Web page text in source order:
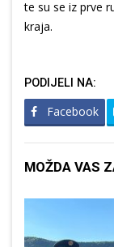
te su se iz prve
kraja.
PODIJELI NA:
Facebook
MOŽDA VAS